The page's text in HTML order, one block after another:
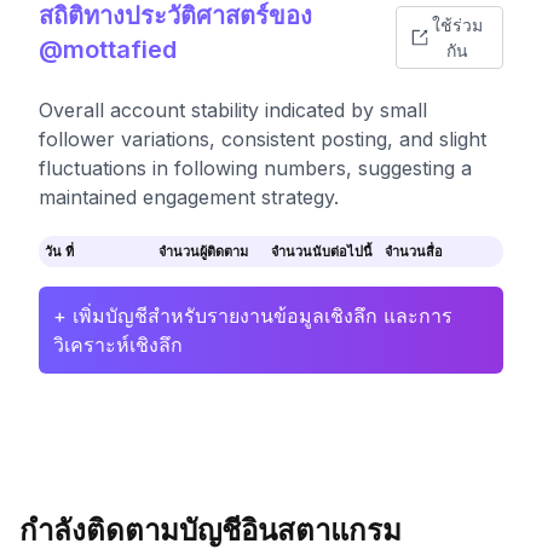
สถิติทางประวัติศาสตร์ของ
@mottafied
ใช้ร่วม
กัน
Overall account stability indicated by small
follower variations, consistent posting, and slight
fluctuations in following numbers, suggesting a
maintained engagement strategy.
วัน ที่ จำนวนผู้ติดตาม จำนวนนับต่อไปนี้ จำนวนสื่อ
+ เพิ่มบัญชีสำหรับรายงานข้อมูลเชิงลึก และการ
วิเคราะห์เชิงลึก
กำลังติดตามบัญชีอินสตาแกรม